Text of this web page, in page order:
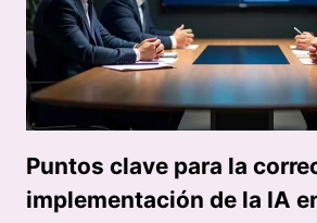
Puntos clave para la
implementación de la IA